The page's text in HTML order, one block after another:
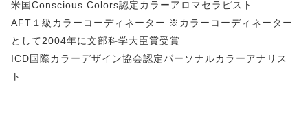
米国Conscious Colors認定カラーアロマセラピスト
AFT１級カラーコーディネーター ※カラーコーディネーター
として2004年に文部科学大臣賞受賞
ICD国際カラーデザイン協会認定パーソナルカラーアナリス
ト